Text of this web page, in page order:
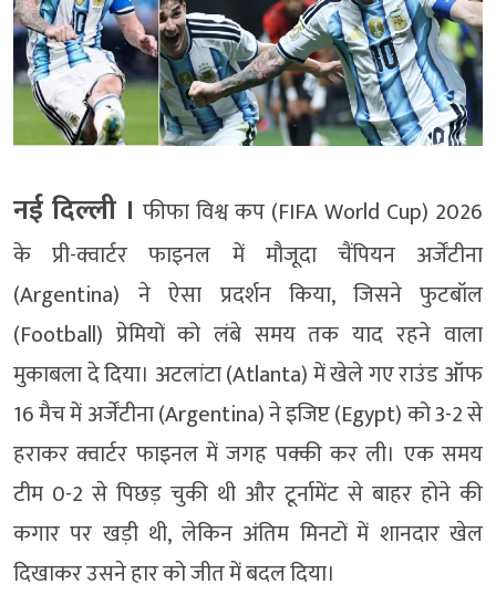
नई दिल्ली । फीफा विश्व कप (FIFA World Cup) 2026
के प्री-क्वार्टर फाइनल में मौजूदा चैंपियन अर्जेंटीना
(Argentina) ने ऐसा प्रदर्शन किया, जिसने फुटबॉल
(Football) प्रेमियों को लंबे समय तक याद रहने वाला
मुकाबला दे दिया। अटलांटा (Atlanta) में खेले गए राउंड ऑफ
16 मैच में अर्जेंटीना (Argentina) ने इजिप्ट (Egypt) को 3-2 से
हराकर क्वार्टर फाइनल में जगह पक्की कर ली। एक समय
टीम 0-2 से पिछड़ चुकी थी और टूर्नामेंट से बाहर होने की
कगार पर खड़ी थी, लेकिन अंतिम मिनटों में शानदार खेल
दिखाकर उसने हार को जीत में बदल दिया।